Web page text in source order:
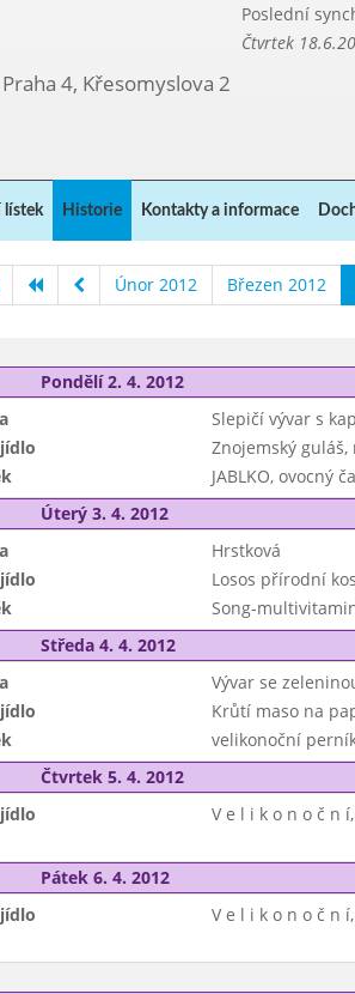
Poslední
Čtvrtek
4, Křesomyslova 2
lístek Historie Kontakty a informace
Únor 2012 Březen 2012
Pondělí 2. 4. 2012
Slepičí vývar s
Znojemský guláš,
JABLKO, ovocný
Úterý 3. 4. 2012
Hrstková
Losos přírodní
Song-
Středa 4. 4. 2012
Vývar se
Krůtí maso na
velikonoční
Čtvrtek 5. 4. 2012
V e l i k o n o č n
Pátek 6. 4. 2012
V e l i k o n o č n